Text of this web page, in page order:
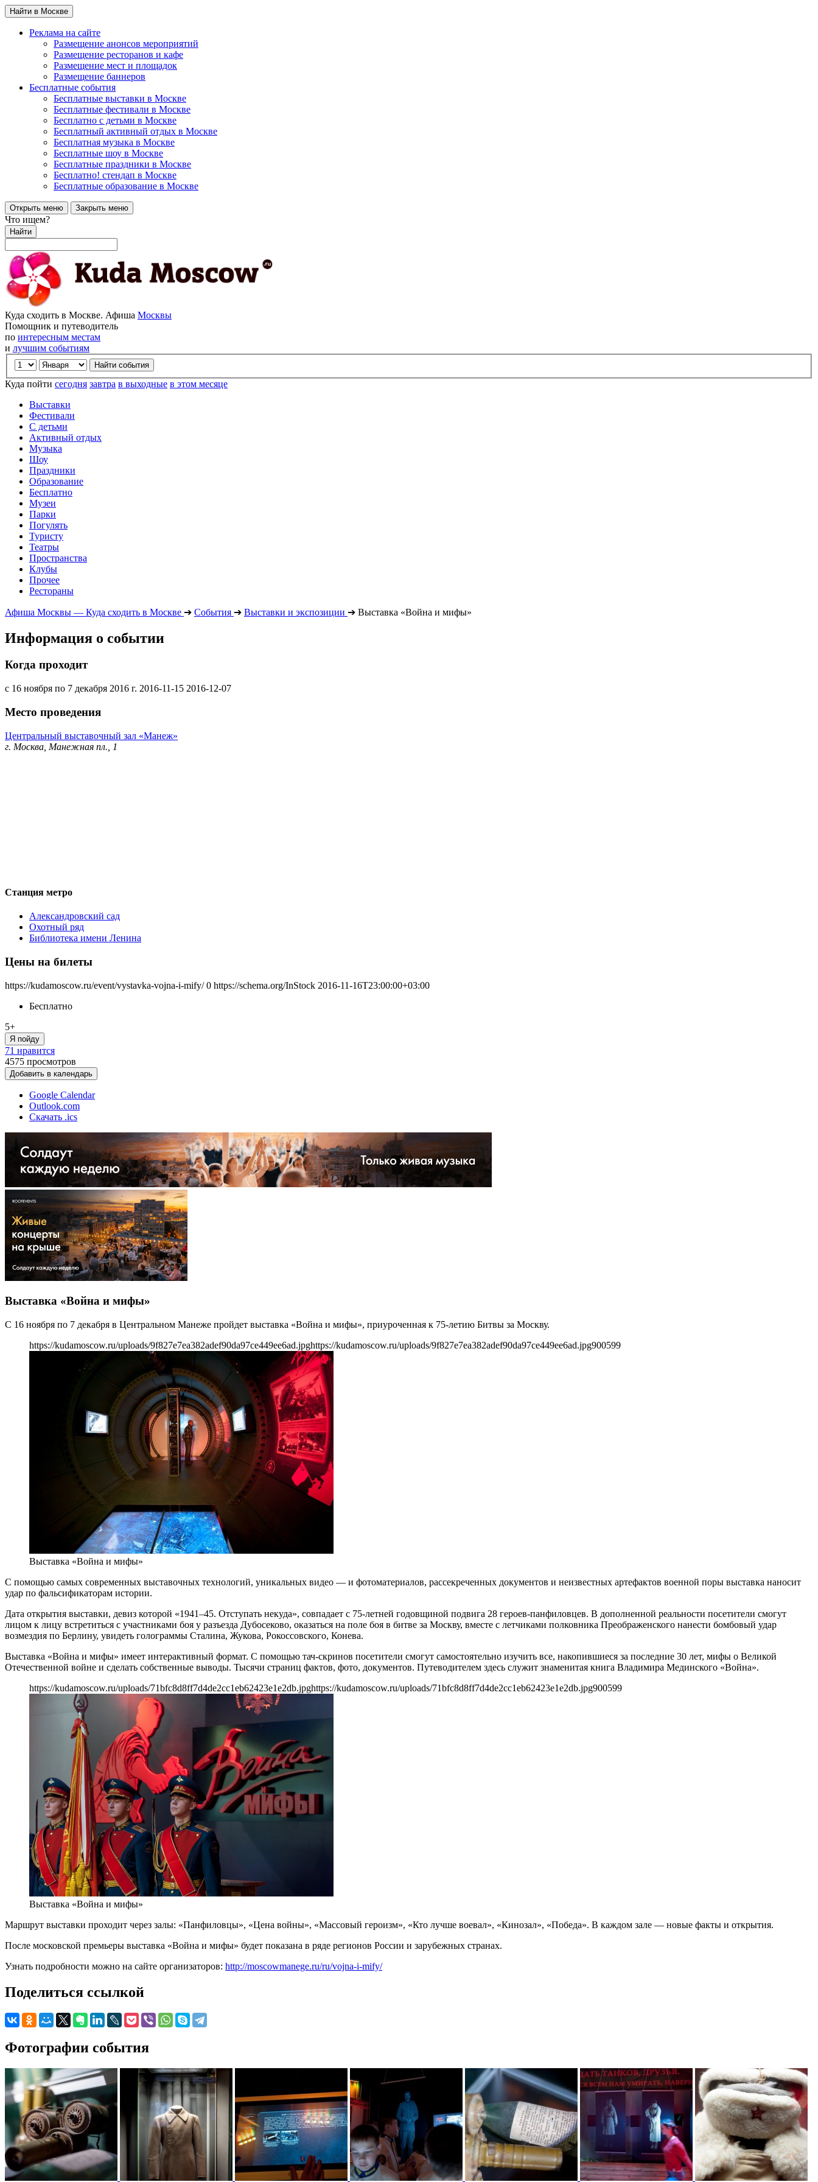
Найти в Москве
Реклама на сайте
Размещение анонсов мероприятий
Размещение ресторанов и кафе
Размещение мест и площадок
Размещение баннеров
Бесплатные события
Бесплатные выставки в Москве
Бесплатные фестивали в Москве
Бесплатно с детьми в Москве
Бесплатный активный отдых в Москве
Бесплатная музыка в Москве
Бесплатные шоу в Москве
Бесплатные праздники в Москве
Бесплатно! стендап в Москве
Бесплатные образование в Москве
Открыть меню Закрыть меню
Что ищем?
Найти
Куда сходить в Москве. Афиша Москвы
Помощник и путеводитель
по интересным местам
и лучшим событиям
Куда пойти сегодня завтра в выходные в этом месяце
Выставки
Фестивали
С детьми
Активный отдых
Музыка
Шоу
Праздники
Образование
Бесплатно
Музеи
Парки
Погулять
Туристу
Театры
Пространства
Клубы
Прочее
Рестораны
Афиша Москвы — Куда сходить в Москве ➔ События ➔ Выставки и экспозиции ➔ Выставка «Война и мифы»
Информация о событии
Когда проходит
с 16 ноября по 7 декабря 2016 г. 2016-11-15 2016-12-07
Место проведения
Центральный выставочный зал «Манеж»
г. Москва, Манежная пл., 1
Станция метро
Александровский сад
Охотный ряд
Библиотека имени Ленина
Цены на билеты
https://kudamoscow.ru/event/vystavka-vojna-i-mify/ 0 https://schema.org/InStock 2016-11-16T23:00:00+03:00
Бесплатно
5+
Я пойду
71 нравится
4575 просмотров
Добавить в календарь
Google Calendar
Outlook.com
Скачать .ics
Выставка «Война и мифы»
С 16 ноября по 7 декабря в Центральном Манеже пройдет выставка «Война и мифы», приуроченная к 75-летию Битвы за Москву.
https://kudamoscow.ru/uploads/9f827e7ea382adef90da97ce449ee6ad.jpghttps://kudamoscow.ru/uploads/9f827e7ea382adef90da97ce449ee6ad.jpg900599
Выставка «Война и мифы»
С помощью самых современных выставочных технологий, уникальных видео — и фотоматериалов, рассекреченных документов и неизвестных артефактов военной поры выставка наносит
удар по фальсификаторам истории.
Дата открытия выставки, девиз которой «1941–45. Отступать некуда», совпадает с 75-летней годовщиной подвига 28 героев-панфиловцев. В дополненной реальности посетители смогут
лицом к лицу встретиться с участниками боя у разъезда Дубосеково, оказаться на поле боя в битве за Москву, вместе с летчиками полковника Преображенского нанести бомбовый удар
возмездия по Берлину, увидеть голограммы Сталина, Жукова, Рокоссовского, Конева.
Выставка «Война и мифы» имеет интерактивный формат. С помощью тач-скринов посетители смогут самостоятельно изучить все, накопившиеся за последние 30 лет, мифы о Великой
Отечественной войне и сделать собственные выводы. Тысячи страниц фактов, фото, документов. Путеводителем здесь служит знаменитая книга Владимира Мединского «Война».
https://kudamoscow.ru/uploads/71bfc8d8ff7d4de2cc1eb62423e1e2db.jpghttps://kudamoscow.ru/uploads/71bfc8d8ff7d4de2cc1eb62423e1e2db.jpg900599
Выставка «Война и мифы»
Маршрут выставки проходит через залы: «Панфиловцы», «Цена войны», «Массовый героизм», «Кто лучше воевал», «Кинозал», «Победа». В каждом зале — новые факты и открытия.
После московской премьеры выставка «Война и мифы» будет показана в ряде регионов России и зарубежных странах.
Узнать подробности можно на сайте организаторов: http://moscowmanege.ru/ru/vojna-i-mify/
Поделиться ссылкой
Фотографии события